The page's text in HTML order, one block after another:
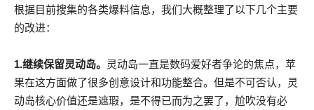
根据目前搜集的各类爆料信息，我们大概整理了以下几个主要
的改进：
1.继续保留灵动岛。 灵动岛一直是数码爱好者争论的焦点，苹
果在这方面做了很多创意设计和功能整合。但是不可否认，灵
动岛核心价值还是遮瑕，是不得已而为之罢了，尬吹没有必